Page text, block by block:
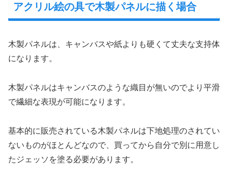
アクリル絵の具で木製パネルに描く場合
木製パネルは、キャンバスや紙よりも硬くて丈夫な支持体
になります。
木製パネルはキャンバスのような織目が無いのでより平滑
で繊細な表現が可能になります。
基本的に販売されている木製パネルは下地処理のされてい
ないものがほとんどなので、買ってから自分で別に用意し
たジェッソを塗る必要があります。